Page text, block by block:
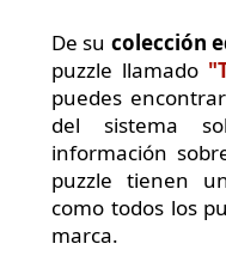
De su colección
puzzle llamado
puedes
del sistema
información
puzzle tienen
como todos los
marca.